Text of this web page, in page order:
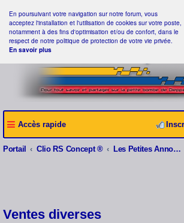
En poursuivant votre navigation sur notre forum, vous
acceptez l'installation et l'utilisation de cookies sur votre poste,
notamment à des fins d'optimisation et/ou de confort, dans le
respect de notre politique de protection de votre vie privée.
En savoir plus
Accès rapide
Portail Clio RS Concept ® Les Petites Annonces Clio RS Concept ®
Ventes diverses